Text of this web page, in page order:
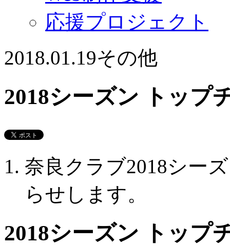
応援プロジェクト
2018.01.19その他
2018シーズン トップ
奈良クラブ2018シー
らせします。
2018シーズン トップ